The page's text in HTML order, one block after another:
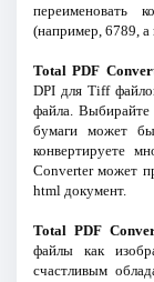
переименовать
(например, 6789, а
Total PDF
DPI для Tiff
файла.
бумаги может
конвертируете
Converter может
html документ.
Total PDF
файлы как
счастливым